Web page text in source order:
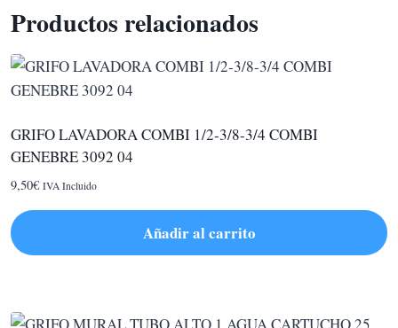
Productos relacionados
GRIFO LAVADORA COMBI 1/2-3/8-3/4 COMBI
GENEBRE 3092 04
9,50€ IVA Incluido
Añadir al carrito